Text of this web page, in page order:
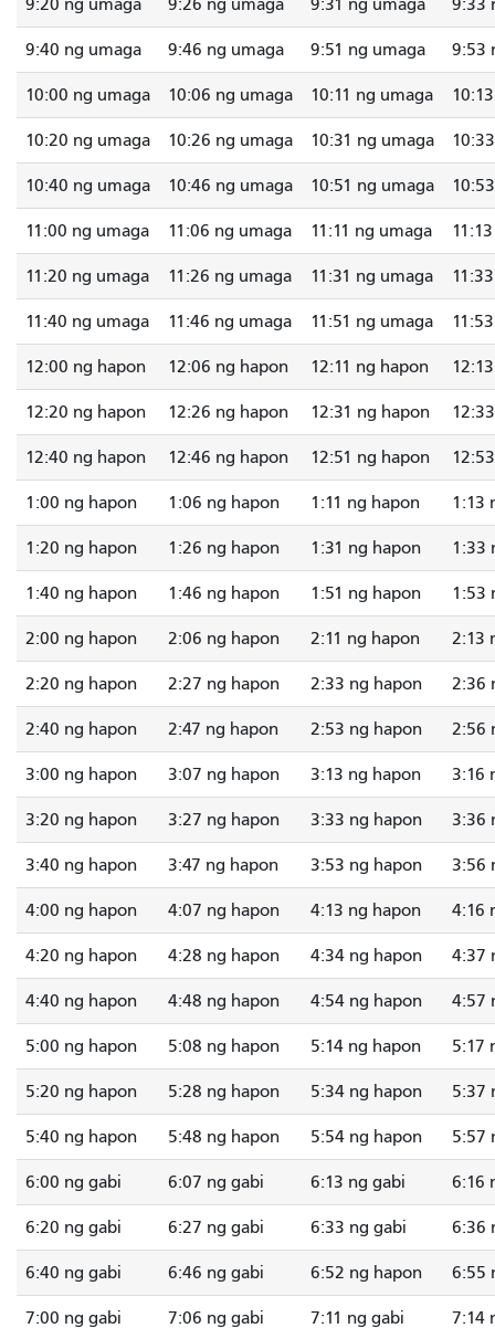
9:20 ng umaga 9:26 ng umaga 9:31 ng umaga 9:33
9:40 ng umaga 9:46 ng umaga 9:51 ng umaga 9:53
10:00 ng umaga 10:06 ng umaga 10:11 ng umaga
10:20 ng umaga 10:26 ng umaga 10:31 ng umaga
10:40 ng umaga 10:46 ng umaga 10:51 ng umaga
11:00 ng umaga 11:06 ng umaga 11:11 ng umaga
11:20 ng umaga 11:26 ng umaga 11:31 ng umaga
11:40 ng umaga 11:46 ng umaga 11:51 ng umaga
12:00 ng hapon 12:06 ng hapon 12:11 ng hapon
12:20 ng hapon 12:26 ng hapon 12:31 ng hapon
12:40 ng hapon 12:46 ng hapon 12:51 ng hapon
1:00 ng hapon 1:06 ng hapon 1:11 ng hapon 1:13
1:20 ng hapon 1:26 ng hapon 1:31 ng hapon 1:33
1:40 ng hapon 1:46 ng hapon 1:51 ng hapon 1:53
2:00 ng hapon 2:06 ng hapon 2:11 ng hapon 2:13
2:20 ng hapon 2:27 ng hapon 2:33 ng hapon 2:36
2:40 ng hapon 2:47 ng hapon 2:53 ng hapon 2:56
3:00 ng hapon 3:07 ng hapon 3:13 ng hapon 3:16
3:20 ng hapon 3:27 ng hapon 3:33 ng hapon 3:36
3:40 ng hapon 3:47 ng hapon 3:53 ng hapon 3:56
4:00 ng hapon 4:07 ng hapon 4:13 ng hapon 4:16
4:20 ng hapon 4:28 ng hapon 4:34 ng hapon 4:37
4:40 ng hapon 4:48 ng hapon 4:54 ng hapon 4:57
5:00 ng hapon 5:08 ng hapon 5:14 ng hapon 5:17
5:20 ng hapon 5:28 ng hapon 5:34 ng hapon 5:37
5:40 ng hapon 5:48 ng hapon 5:54 ng hapon 5:57
6:00 ng gabi 6:07 ng gabi 6:13 ng gabi 6:16
6:20 ng gabi 6:27 ng gabi 6:33 ng gabi 6:36
6:40 ng gabi 6:46 ng gabi 6:52 ng hapon 6:55
7:00 ng gabi 7:06 ng gabi 7:11 ng gabi 7:14